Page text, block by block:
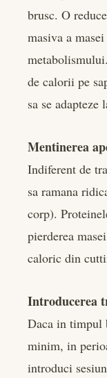
brusc. O
masiva a
de calorii pe
sa se
Mentinerea
Indiferent de
sa ramana
corp).
pierderea
caloric din
Introducerea
Daca in timpul
minim, in
introduci